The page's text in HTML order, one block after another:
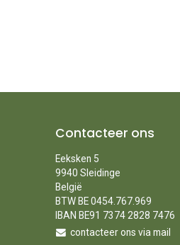
Contacteer ons
Eeksken 5
9940 Sleidinge
België
BTW BE 0454.767.969
IBAN BE91 7374 2828 7476
contacteer ons via mail